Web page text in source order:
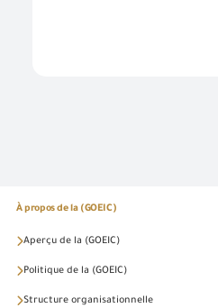
À propos de la (GOEIC)
Aperçu de la (GOEIC)
Politique de la (GOEIC)
Structure organisationnelle